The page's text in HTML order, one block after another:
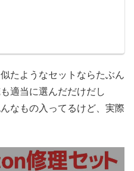
たようなセットならたぶん
適当に選んだだけだし
なもの入ってるけど、実際